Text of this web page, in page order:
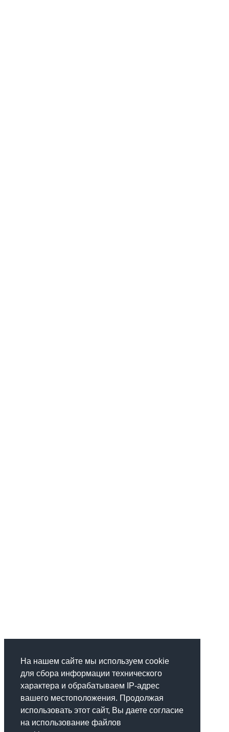
На нашем сайте мы используем cookie
для сбора информации технического
характера и обрабатываем IP-адрес
вашего местоположения. Продолжая
использовать этот сайт, Вы даете согласие
на использование файлов